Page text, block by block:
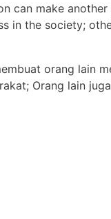
can make
in the society;
orang lain
Orang lain